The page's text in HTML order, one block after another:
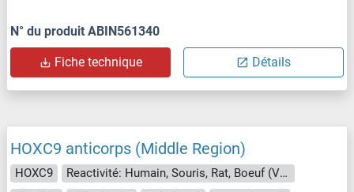
N° du produit ABIN561340
Fiche technique Détails
HOXC9 anticorps (Middle Region)
HOXC9
Reactivité: Humain, Souris, Rat, Boeuf (Vache), Chévre, Lapin, Cheval, Chien, Mouton, Porc